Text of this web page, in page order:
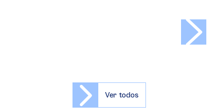
Ver todos